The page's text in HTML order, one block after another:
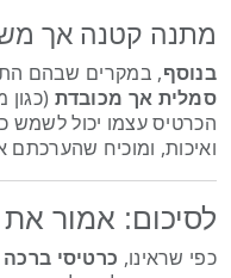
מתנה קטנה אך
בנוסף, במקרים שבהם
סמלית אך מכובדת(כגון
הכרטיס עצמו יכול
ואיכות, ומוכיח
לסיכום: אמור
כפי שראינו, כרטיסי